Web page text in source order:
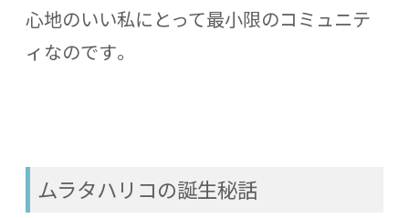
心地のいい私にとって最小限のコミュニテ
ィなのです。
ムラタハリコの誕生秘話